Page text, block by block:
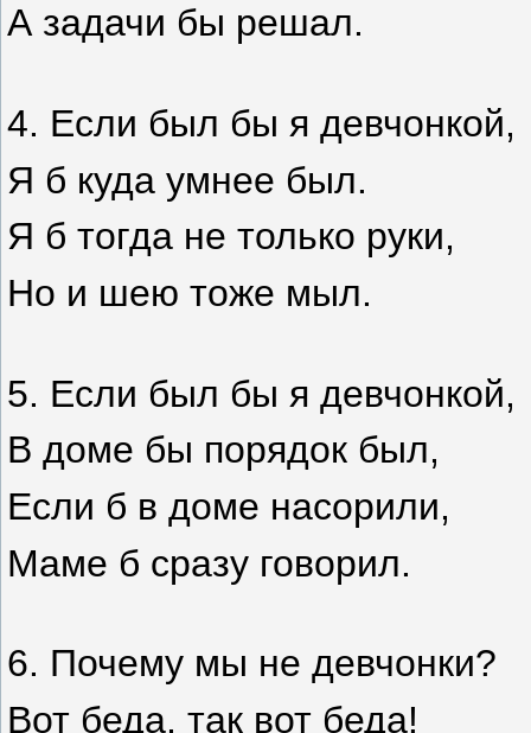
А задачи бы решал.
4. Если был бы я девчонкой,
Я б куда умнее был.
Я б тогда не только руки,
Но и шею тоже мыл.
5. Если был бы я девчонкой,
В доме бы порядок был,
Если б в доме насорили,
Маме б сразу говорил.
6. Почему мы не девчонки?
Вот беда, так вот беда!